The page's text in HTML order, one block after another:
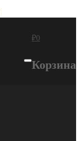
₽0
Корзина